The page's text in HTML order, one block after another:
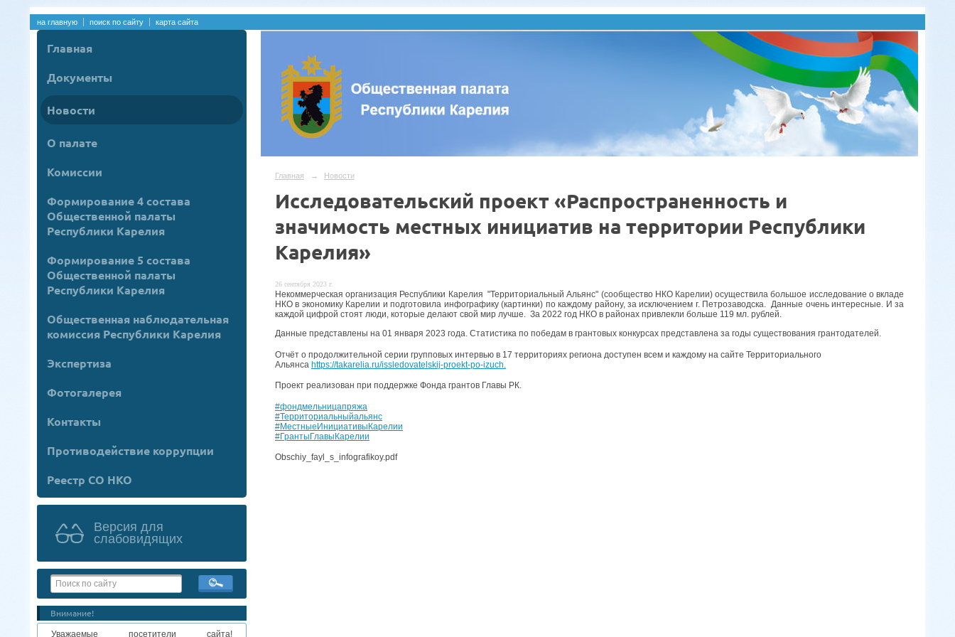
на главную поиск по сайту карта сайта
Главная
Документы
Новости
О палате
Комиссии
Формирование 4 состава
Общественной палаты
Республики Карелия
Формирование 5 состава
Общественной палаты
Республики Карелия
Общественная наблюдательная
комиссия Республики Карелия
Экспертиза
Фотогалерея
Контакты
Противодействие коррупции
Реестр СО НКО
Версия для
слабовидящих
Внимание!
Уважаемые посетители сайта!
Главная → Новости
Исследовательский проект «Распространенность и
значимость местных инициатив на территории Республики
Карелия»
26 сентября 2023 г.
Некоммерческая организация Республики Карелия "Территориальный Альянс" (сообщество НКО Карелии) осуществила большое исследование о вкладе
НКО в экономику Карелии и подготовила инфографику (картинки) по каждому району, за исключением г. Петрозаводска. Данные очень интересные. И за
каждой цифрой стоят люди, которые делают свой мир лучше. За 2022 год НКО в районах привлекли больше 119 мл. рублей.
Данные представлены на 01 января 2023 года. Статистика по победам в грантовых конкурсах представлена за годы существования грантодателей.
Отчёт о продолжительной серии групповых интервью в 17 территориях региона доступен всем и каждому на сайте Территориального
Альянса https://takarelia.ru/issledovatelskij-proekt-po-izuch.
Проект реализован при поддержке Фонда грантов Главы РК.
#фондмельницапряжа
#Территориальныйальянс
#МестныеИнициативыКарелии
#ГрантыГлавыКарелии
Obschiy_fayl_s_infografikoy.pdf